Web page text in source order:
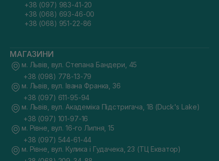
+38 (097) 983-41-20
+38 (068) 693-46-00
+38 (068) 951-22-86
МАГАЗИНИ
м. Львів, вул. Степана Бандери, 45
+38 (098) 778-13-79
м. Львів, вул. Івана Франка, 36
+38 (097) 611-95-94
м. Львів, вул. Академіка Підстригача, 1В (Duck's Lake)
+38 (097) 101-97-16
м. Рівне, вул. 16-го Липня, 15
+38 (097) 544-61-44
м. Рівне, вул. Кулика і Гудачека, 23 (ТЦ Екватор)